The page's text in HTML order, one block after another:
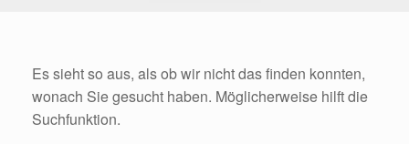
Es sieht so aus, als ob wir nicht das finden konnten,
wonach Sie gesucht haben. Möglicherweise hilft die
Suchfunktion.